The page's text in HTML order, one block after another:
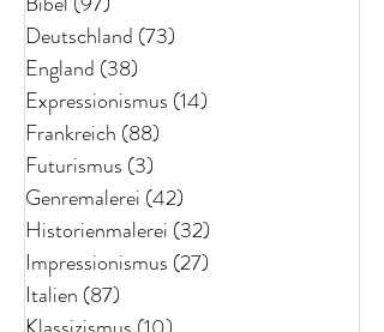
Deutschland (73)
England (38)
Expressionismus (14)
Frankreich (88)
Futurismus (3)
Genremalerei (42)
Historienmalerei (32)
Impressionismus (27)
Italien (87)